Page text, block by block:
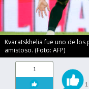
Kvaratskhelia fue uno de los
amistoso. (Foto: AFP)
1
1